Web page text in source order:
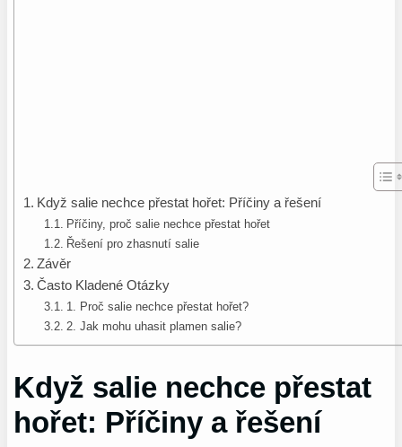
Když salie nechce přestat hořet: Příčiny a řešení
Příčiny, proč salie nechce přestat hořet
Řešení pro zhasnutí salie
Závěr
Často Kladené Otázky
1. Proč salie nechce přestat hořet?
2. Jak mohu uhasit plamen salie?
Když salie nechce přestat
hořet: Příčiny a řešení